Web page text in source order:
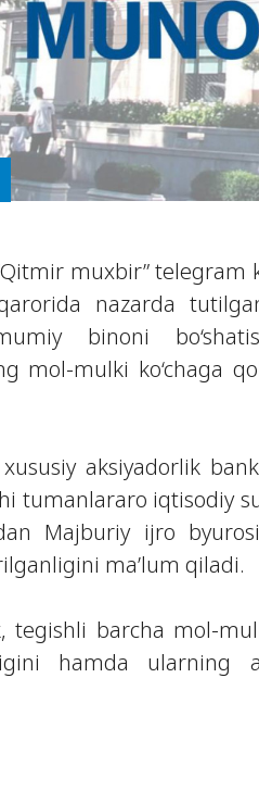
muxbir”
nazarda
binoni
mol-mulki ko‘chaga
xususiy aksiyadorlik
tumanlararo iqtisodiy
Majburiy ijro
ma’lum qiladi.
tegishli barcha mol-
hamda ularning